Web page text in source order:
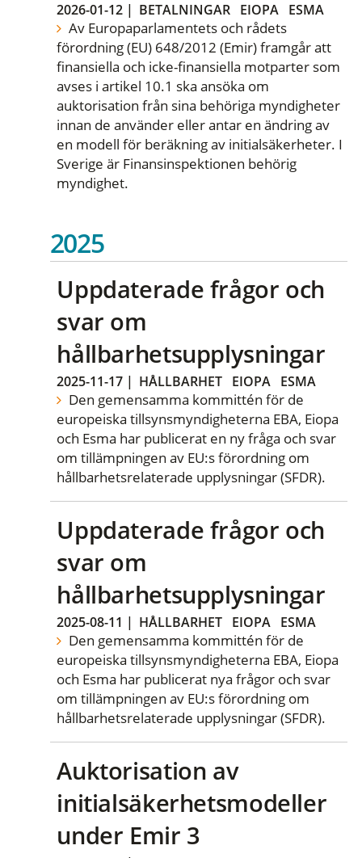
2026-01-12 | BETALNINGAR EIOPA ESMA
Av Europaparlamentets och rådets
förordning (EU) 648/2012 (Emir) framgår att
finansiella och icke-finansiella motparter som
avses i artikel 10.1 ska ansöka om
auktorisation från sina behöriga myndigheter
innan de använder eller antar en ändring av
en modell för beräkning av initialsäkerheter. I
Sverige är Finansinspektionen behörig
myndighet.
2025
Uppdaterade frågor och
svar om
hållbarhetsupplysningar
2025-11-17 | HÅLLBARHET EIOPA ESMA
Den gemensamma kommittén för de
europeiska tillsynsmyndigheterna EBA, Eiopa
och Esma har publicerat en ny fråga och svar
om tillämpningen av EU:s förordning om
hållbarhetsrelaterade upplysningar (SFDR).
Uppdaterade frågor och
svar om
hållbarhetsupplysningar
2025-08-11 | HÅLLBARHET EIOPA ESMA
Den gemensamma kommittén för de
europeiska tillsynsmyndigheterna EBA, Eiopa
och Esma har publicerat nya frågor och svar
om tillämpningen av EU:s förordning om
hållbarhetsrelaterade upplysningar (SFDR).
Auktorisation av
initialsäkerhetsmodeller
under Emir 3